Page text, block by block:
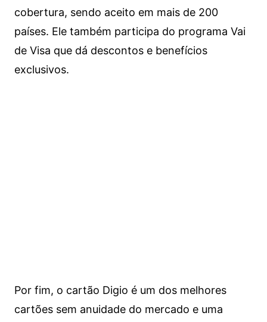
cobertura, sendo aceito em mais de 200
países. Ele também participa do programa Vai
de Visa que dá descontos e benefícios
exclusivos.
Por fim, o cartão Digio é um dos melhores
cartões sem anuidade do mercado e uma